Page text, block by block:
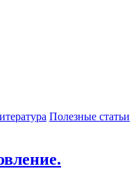
Полезные статьи